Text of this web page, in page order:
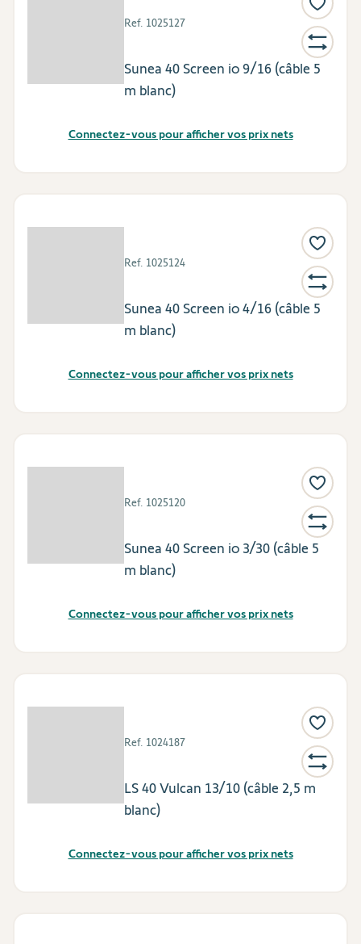
Ref. 1025127
Sunea 40 Screen io 9/16 (câble 5
m blanc)
Connectez-vous pour afficher vos prix nets
Ref. 1025124
Sunea 40 Screen io 4/16 (câble 5
m blanc)
Connectez-vous pour afficher vos prix nets
Ref. 1025120
Sunea 40 Screen io 3/30 (câble 5
m blanc)
Connectez-vous pour afficher vos prix nets
Ref. 1024187
LS 40 Vulcan 13/10 (câble 2,5 m
blanc)
Connectez-vous pour afficher vos prix nets